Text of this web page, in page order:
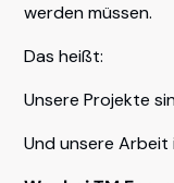
werden müssen.
Das heißt:
Unsere Projekte
Und unsere